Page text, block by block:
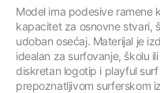
Model ima podesive ramene
kapacitet za osnovne stvari,
udoban osećaj. Materijal je
idealan za surfovanje, školu
diskretan logotip i playful
prepoznatljivom surferskom